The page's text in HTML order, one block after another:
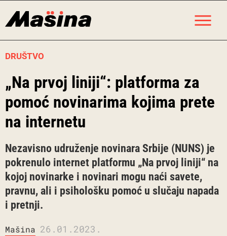
DRUŠTVO
„Na prvoj liniji“: platforma za
pomoć novinarima kojima prete
na internetu
Nezavisno udruženje novinara Srbije (NUNS) je
pokrenulo internet platformu „Na prvoj liniji“ na
kojoj novinarke i novinari mogu naći savete,
pravnu, ali i psihološku pomoć u slučaju napada
i pretnji.
Mašina 26.01.2023.